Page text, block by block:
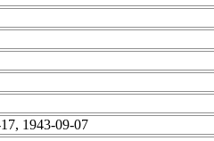
1943-09-07